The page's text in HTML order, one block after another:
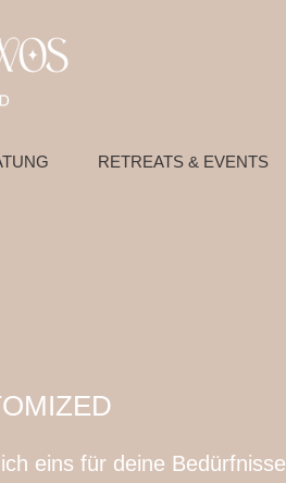
RETREATS & EVENTS
eins für deine Bedürfnisse